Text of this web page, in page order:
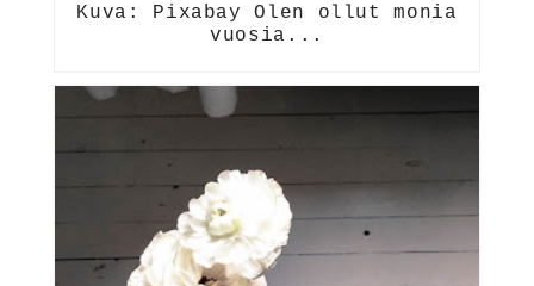
Kuva: Pixabay Olen ollut monia
vuosia...